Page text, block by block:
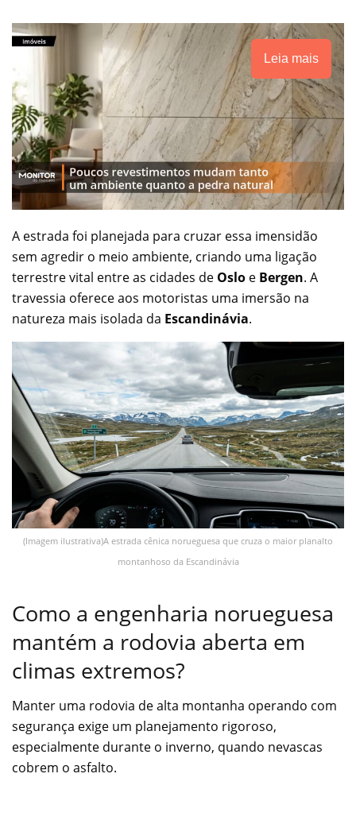
Leia mais
A estrada foi planejada para cruzar essa imensidão
sem agredir o meio ambiente, criando uma ligação
terrestre vital entre as cidades de Oslo e Bergen. A
travessia oferece aos motoristas uma imersão na
natureza mais isolada da Escandinávia.
(Imagem ilustrativa)A estrada cênica norueguesa que cruza o maior planalto
montanhoso da Escandinávia
Como a engenharia norueguesa
mantém a rodovia aberta em
climas extremos?
Manter uma rodovia de alta montanha operando com
segurança exige um planejamento rigoroso,
especialmente durante o inverno, quando nevascas
cobrem o asfalto.